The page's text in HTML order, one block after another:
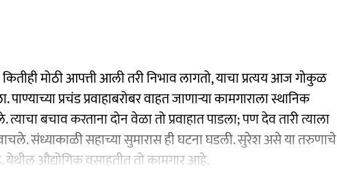
मोठी आपत्ती आली तरी निभाव लागतो, याचा प्रत्यय आज गोकुळ
प्रचंड प्रवाहाबरोबर वाहत जाणाऱ्या कामगाराला स्थानिक
बचाव करताना दोन वेळा तो प्रवाहात पाडला; पण देव तारी त्याला
वाचले. संध्याकाळी सहाच्या सुमारास ही घटना घडली. सुरेश असे या तरुणाचे
औद्योगिक वसाहतीत तो कामगार आहे.